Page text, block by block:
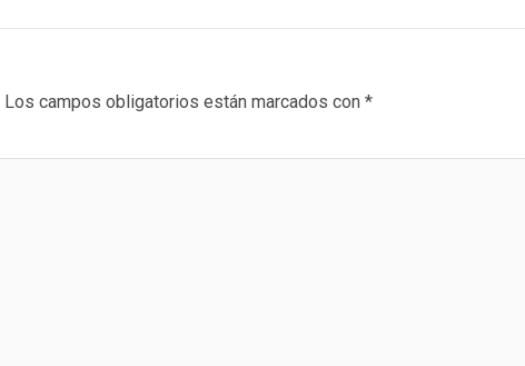
Los campos obligatorios están marcados con *